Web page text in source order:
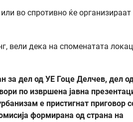
во спротивно ќе организираат
вели дека на споменатата
за дел од УЕ Гоце Делчев, дел
по извршена јавна
е пристигнат приговор
формирана од страна на